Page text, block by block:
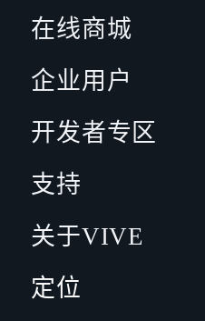
在线商城
企业用户
开发者专区
支持
关于VIVE
定位